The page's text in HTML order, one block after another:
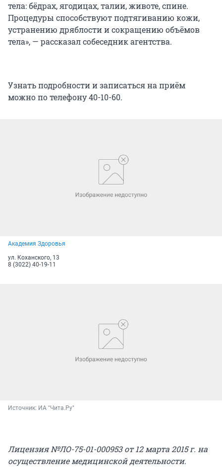
тела: бёдрах, ягодицах, талии, животе, спине.
Процедуры способствуют подтягиванию кожи,
устранению дряблости и сокращению объёмов
тела», — рассказал собеседник агентства.
Узнать подробности и записаться на приём
можно по телефону 40-10-60.
Академия Здоровья
ул. Коханского, 13
8 (3022) 40-19-11
Источник: ИА "Чита.Ру"
Лицензия №ЛО-75-01-000953 от 12 марта 2015 г. на
осуществление медицинской деятельности.